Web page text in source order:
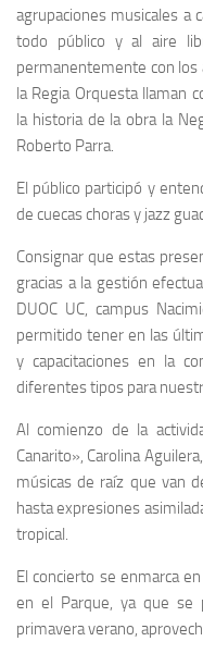
agrupaciones musicales a
todo público y al aire
permanentemente con
la Regia Orquesta llaman
la historia de la obra la
Roberto Parra.
El público participó y
de cuecas choras y jazz
Consignar que estas
gracias a la gestión
DUOC UC, campus
permitido tener en las
y capacitaciones en la
diferentes tipos para
Al comienzo de la
Canarito», Carolina
músicas de raíz que van
hasta expresiones
tropical.
El concierto se enmarca
en el Parque, ya que se
primavera verano,